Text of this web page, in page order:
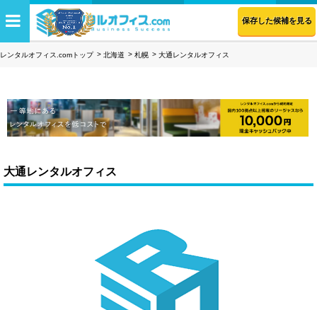
保存した候補を見る
レンタルオフィス.comトップ 北海道 札幌 大通レンタルオフィス
大通レンタルオフィス